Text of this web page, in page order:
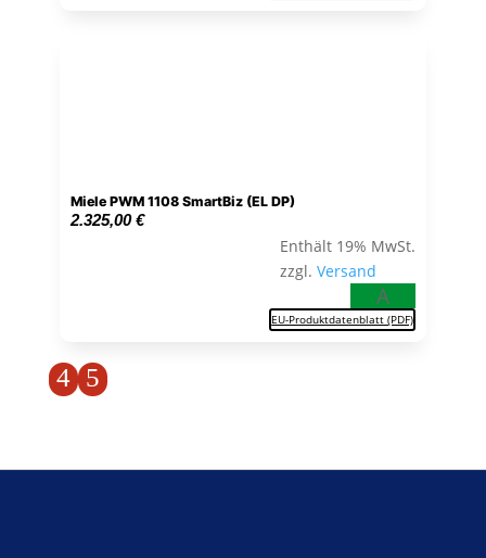
Miele PWM 1108 SmartBiz (EL DP)
2.325,00€
Enthält 19% MwSt.
zzgl.Versand
A
EU-Produktdatenblatt (PDF)
4 5